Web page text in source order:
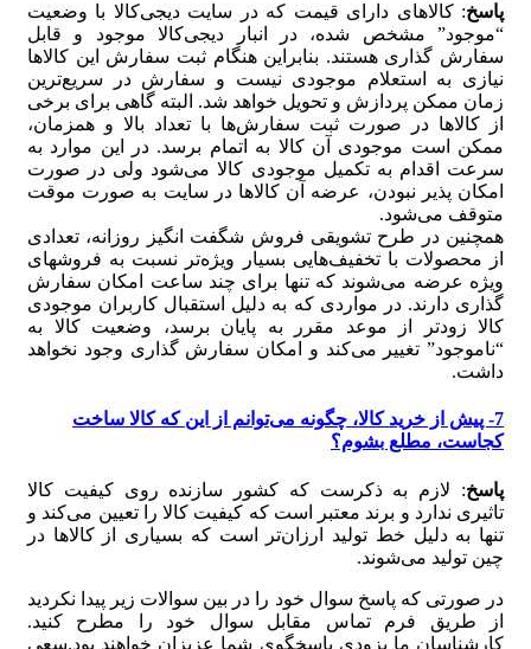
پاسخ: کالاهای دارای قیمت که در سایت دیجی‌کالا با وضعیت
“موجود” مشخص شده، در انبار دیجی‌کالا موجود و قابل
سفارش گذاری هستند. بنابراین هنگام ثبت سفارش این کالاها
نیازی به استعلام موجودی نیست و سفارش در سریع‏‌ترین
زمان ممکن پردازش و تحویل خواهد شد. البته گاهی برای برخی
از کالاها در صورت ثبت سفارش‏‌ها با تعداد بالا و همزمان،
ممکن است موجودی آن کالا به اتمام برسد. در این موارد به
سرعت اقدام به تکمیل موجودی کالا می‌شود ولی در صورت
امکان پذیر نبودن، عرضه آن کالاها در سایت به صورت موقت
متوقف می‌شود.
همچنین در طرح تشویقی فروش شگفت انگیز روزانه، تعدادی
از محصولات با تخفیف‏‌هایی بسیار ویژه‌‏تر نسبت به فروش‏های
ویژه عرضه می‏‌شوند که تنها برای چند ساعت امکان سفارش‏
گذاری دارند. در مواردی که به دلیل استقبال کاربران موجودی
کالا زودتر از موعد مقرر به پایان برسد، وضعیت کالا به
“ناموجود” تغییر می‏‌کند و امکان سفارش گذاری وجود نخواهد
داشت.
7- پیش از خرید کالا، چگونه می‏‌توانم از این که کالا ساخت
کجاست، مطلع بشوم؟
پاسخ: لازم به ذکرست که کشور سازنده روی کیفیت کالا
تاثیری ندارد و برند معتبر است که کیفیت کالا را تعیین می‏‌کند و
تنها به دلیل خط تولید ارزان‏‌تر است که بسیاری از کالاها در
چین تولید می‌شوند.
در صورتی که پاسخ سوال خود را در بین سوالات زیر پیدا نکردید
از طریق فرم تماس مقابل سوال خود را مطرح کنید.
کارشناسان ما بزودی پاسخگوی شما عزیزان خواهند بود.سعی